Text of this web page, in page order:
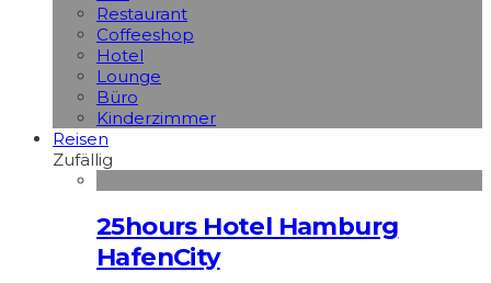
Restaurant
Coffeeshop
Hotel
Lounge
Büro
Kinderzimmer
Reisen
Zufällig
25hours Hotel Hamburg
HafenCity